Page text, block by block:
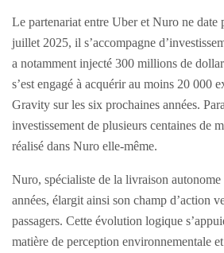
Le partenariat entre Uber et Nuro ne date
juillet 2025, il s’accompagne
a notamment injecté 300 millions de
s’est engagé à acquérir au moins 20 000
Gravity sur les six prochaines années.
investissement de plusieurs centaines de
réalisé dans Nuro elle-même.
Nuro, spécialiste de la livraison autonome
années, élargit ainsi son champ d’action
passagers. Cette évolution logique
matière de perception environnementale